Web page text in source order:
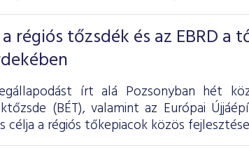
régiós tőzsdék és az EBRD a
írt alá Pozsonyban hét
(BÉT), valamint az Európai
célja a régiós tőkepiacok közös